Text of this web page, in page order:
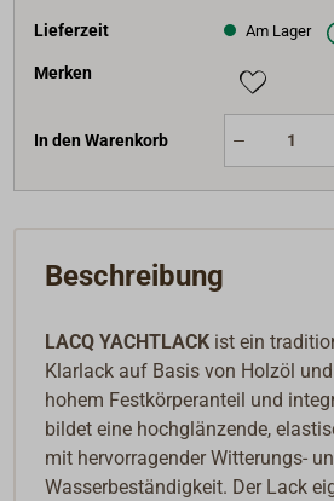
Lieferzeit Am Lager
Merken
In den Warenkorb
Beschreibung
LACQ YACHTLACK ist ein
Klarlack auf Basis von Holzöl
hohem Festkörperanteil und
bildet eine hochglänzende,
mit hervorragender Witterungs-
Wasserbeständigkeit. Der Lack